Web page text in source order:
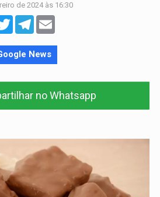
de 2024 às 16:30
TwitterTelegram
News
no Whatsapp